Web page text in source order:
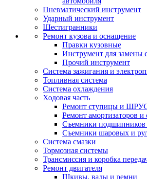
Пневматический инструмент
Ударный инструмент
Шестигранники
Ремонт кузова и оснащение
Правки кузовные
Инструмент для замены
Прочий инструмент
Система зажигания и
Топливная система
Система охлаждения
Ходовая часть
Ремонт ступицы и
Ремонт амортизаторов
Съемники подшипников
Съемники шаровых и
Система смазки
Тормозная системы
Трансмиссия и коробка
Ремонт двигателя
Шкивы, валы и ремни